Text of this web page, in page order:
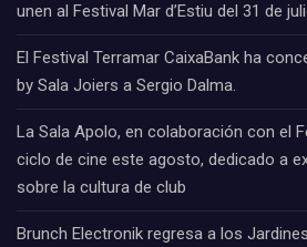
unen al Festival Mar d’Estiu del 31 de
El Festival Terramar CaixaBank ha
by Sala Joiers a Sergio Dalma.
La Sala Apolo, en colaboración con el
ciclo de cine este agosto, dedicado a
sobre la cultura de club
Brunch Electronik regresa a los